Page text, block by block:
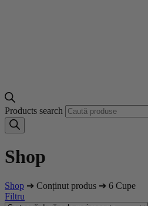
Products search
Shop
Shop ➔ Conținut produs ➔ 6 Cupe
Filtru